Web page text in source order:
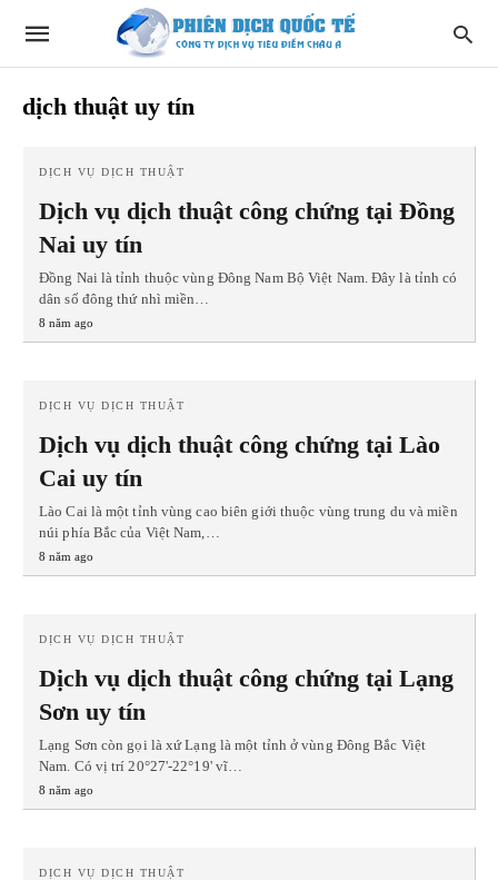
dịch thuật uy tín
DỊCH VỤ DỊCH THUẬT
Dịch vụ dịch thuật công chứng tại Đồng
Nai uy tín
Đồng Nai là tỉnh thuộc vùng Đông Nam Bộ Việt Nam. Đây là tỉnh có
dân số đông thứ nhì miền…
8 năm ago
DỊCH VỤ DỊCH THUẬT
Dịch vụ dịch thuật công chứng tại Lào
Cai uy tín
Lào Cai là một tỉnh vùng cao biên giới thuộc vùng trung du và miền
núi phía Bắc của Việt Nam,…
8 năm ago
DỊCH VỤ DỊCH THUẬT
Dịch vụ dịch thuật công chứng tại Lạng
Sơn uy tín
Lạng Sơn còn gọi là xứ Lạng là một tỉnh ở vùng Đông Bắc Việt
Nam. Có vị trí 20°27'-22°19' vĩ…
8 năm ago
DỊCH VỤ DỊCH THUẬT